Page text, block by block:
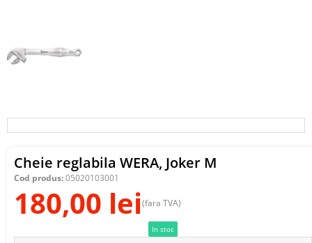
Cheie reglabila WERA, Joker M
Cod produs:05020103001
180,00 lei(fara TVA)
In stoc